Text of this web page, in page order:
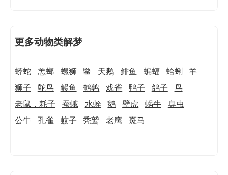
更多动物类解梦
蟒蛇 恙螂 螺狮 鳖 天鹅 鲱鱼 蝙蝠 蛤蜊
羊
狮子
鸵鸟 鳗鱼 鹌鹑 戏雀 鸭子 鸽子
鸟
老鼠，耗子
蚕蛾 水蛭 鹅 壁虎 蜗牛
臭虫
公牛
孔雀 蚊子 秃鹫 老鹰 斑马